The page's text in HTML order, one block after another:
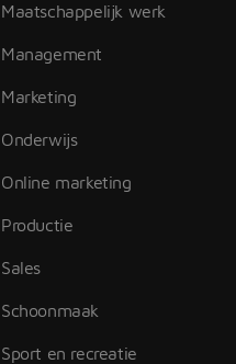
Maatschappelijk werk
Management
Marketing
Onderwijs
Online marketing
Productie
Sales
Schoonmaak
Sport en recreatie